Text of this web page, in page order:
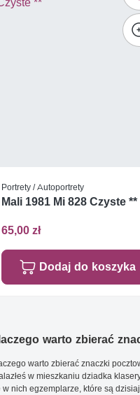
Portrety / Autoportrety
Mali 1981 Mi 828 Czyste **
65,00 zł
Dodaj do koszyka
warto zbierać
warto zbierać znaczki
w mieszkaniu dziadka
w nich egzemplarze, które są